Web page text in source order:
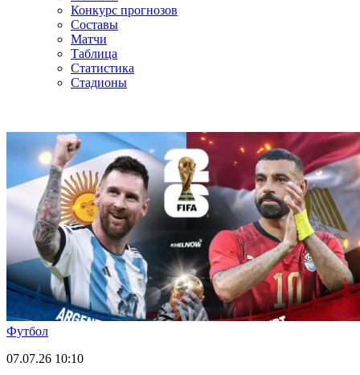
Конкурс прогнозов
Составы
Матчи
Таблица
Статистика
Стадионы
Футбол
07.07.26 10:10